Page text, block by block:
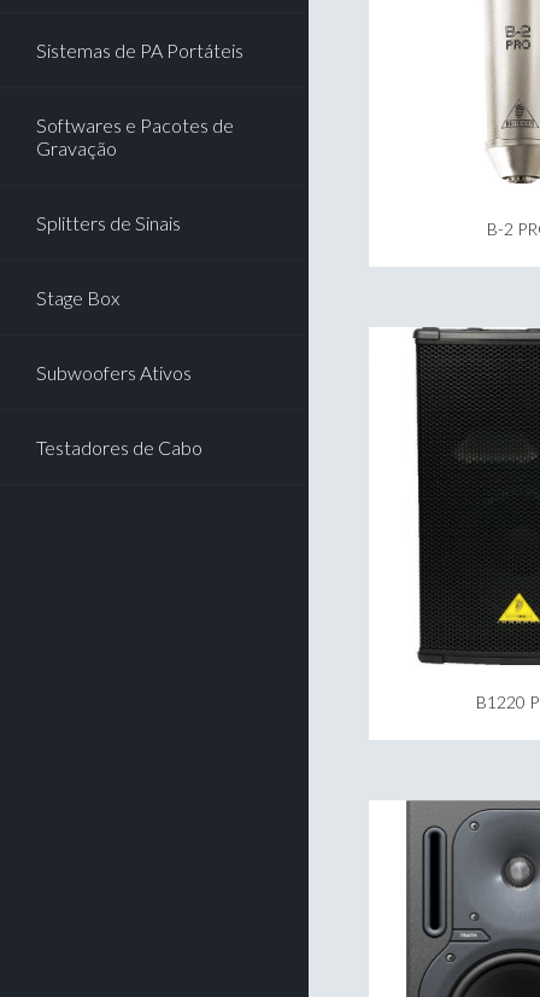
Sistemas de PA Portáteis
Softwares e Pacotes de
Gravação
Splitters de Sinais
Stage Box
Subwoofers Ativos
Testadores de Cabo
B-2
B1220